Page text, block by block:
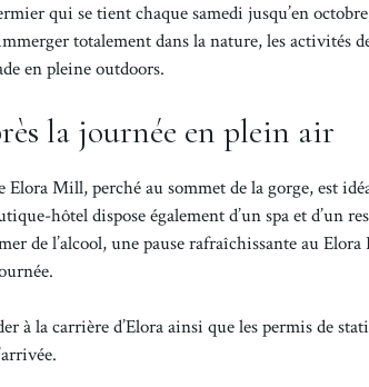
qui se tient chaque samedi jusqu’en
totalement dans la nature, les activités
en pleine outdoors.
la journée en plein air
Mill, perché au sommet de la gorge, est
hôtel dispose également d’un spa et d’un
de l’alcool, une pause rafraîchissante au
à la carrière d’Elora ainsi que les permis de